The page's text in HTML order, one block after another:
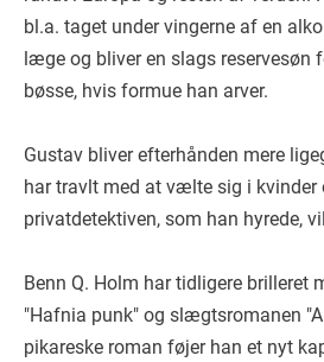
bl.a. taget under vingerne af en
læge og bliver en slags reservesøn
bøsse, hvis formue han arver.
Gustav bliver efterhånden mere
har travlt med at vælte sig i kvinder
privatdetektiven, som han hyrede,
Benn Q. Holm har tidligere brilleret
"Hafnia punk" og slægtsromanen
pikareske roman føjer han et nyt